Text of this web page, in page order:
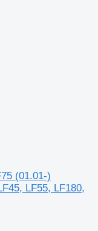
(01.01-)
LF55, LF180,